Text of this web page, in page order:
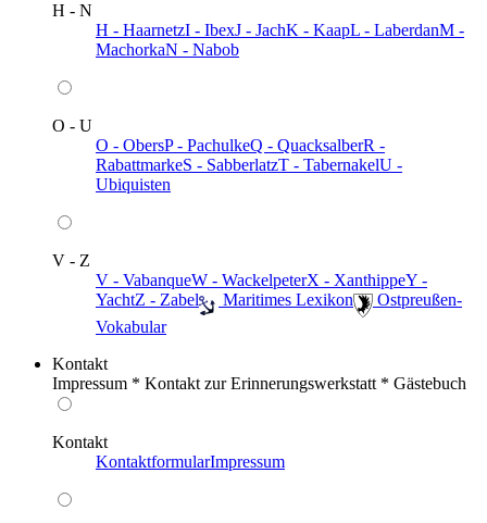
H - N
H - HaarnetzI - IbexJ - JachK - KaapL - LaberdanM -
MachorkaN - Nabob
O - U
O - ObersP - PachulkeQ - QuacksalberR -
RabattmarkeS - SabberlatzT - TabernakelU -
Ubiquisten
V - Z
V - VabanqueW - WackelpeterX - XanthippeY -
YachtZ - Zabel ️ Maritimes Lexikon
️ Ostpreußen-
Vokabular
Kontakt
Impressum * Kontakt zur Erinnerungswerkstatt * Gästebuch
Kontakt
KontaktformularImpressum